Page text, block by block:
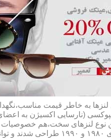
به خاطر قیمت
(نارسایی اکسیژن به
نوع لنزهای سخت،هم خصوصیات
راحت تر هستند.در حقیقت این لنزها که از پلیمرهای